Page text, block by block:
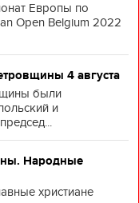
Европы по
Open Belgium 2022
4 августа
были
и
Народные
христиане